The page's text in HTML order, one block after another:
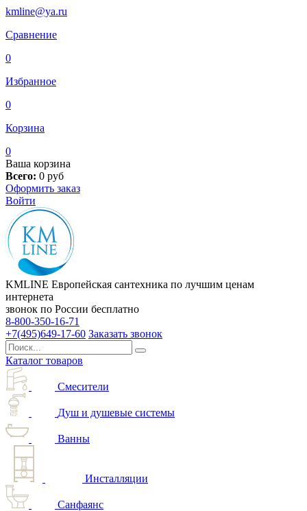
kmline@ya.ru
Сравнение
0
Избранное
0
Корзина
0
Ваша корзина
Всего: 0 руб
Оформить заказ
Войти
KMLINE Европейская сантехника по лучшим ценам
интернета
звонок по России бесплатно
8-800-350-16-71
+7(495)649-17-60 Заказать звонок
Каталог товаров
Смесители
Душ и душевые системы
Ванны
Инсталляции
Санфаянс